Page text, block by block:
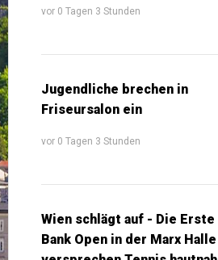
vor 0 Tagen 3 Stunden
Jugendliche brechen in
Friseursalon ein
vor 0 Tagen 3 Stunden
Wien schlägt auf - Die Erste
Bank Open in der Marx Halle